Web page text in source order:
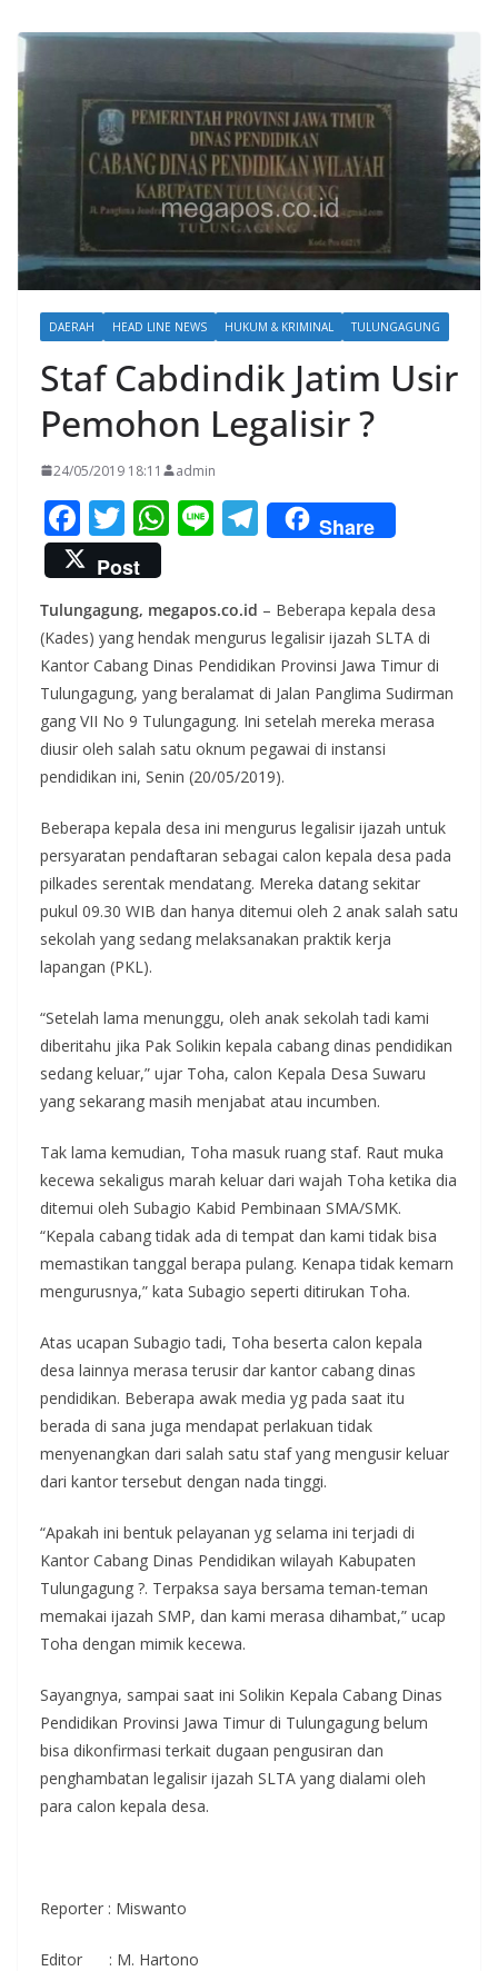
DAERAH HEAD LINE NEWS HUKUM & KRIMINAL TULUNGAGUNG
Staf Cabdindik Jatim Usir
Pemohon Legalisir ?
24/05/2019 18:11 admin
F
ac
e
b
o
o
k
T
w
itt
er
W
s
A
p
p
Li T
el
gr
a
m
Share
Post
Tulungagung, megapos.co.id – Beberapa kepala desa
(Kades) yang hendak mengurus legalisir ijazah SLTA di
Kantor Cabang Dinas Pendidikan Provinsi Jawa Timur di
Tulungagung, yang beralamat di Jalan Panglima Sudirman
gang VII No 9 Tulungagung. Ini setelah mereka merasa
diusir oleh salah satu oknum pegawai di instansi
pendidikan ini, Senin (20/05/2019).
Beberapa kepala desa ini mengurus legalisir ijazah untuk
persyaratan pendaftaran sebagai calon kepala desa pada
pilkades serentak mendatang. Mereka datang sekitar
pukul 09.30 WIB dan hanya ditemui oleh 2 anak salah satu
sekolah yang sedang melaksanakan praktik kerja
lapangan (PKL).
“Setelah lama menunggu, oleh anak sekolah tadi kami
diberitahu jika Pak Solikin kepala cabang dinas pendidikan
sedang keluar,” ujar Toha, calon Kepala Desa Suwaru
yang sekarang masih menjabat atau incumben.
Tak lama kemudian, Toha masuk ruang staf. Raut muka
kecewa sekaligus marah keluar dari wajah Toha ketika dia
ditemui oleh Subagio Kabid Pembinaan SMA/SMK.
“Kepala cabang tidak ada di tempat dan kami tidak bisa
memastikan tanggal berapa pulang. Kenapa tidak kemarn
mengurusnya,” kata Subagio seperti ditirukan Toha.
Atas ucapan Subagio tadi, Toha beserta calon kepala
desa lainnya merasa terusir dar kantor cabang dinas
pendidikan. Beberapa awak media yg pada saat itu
berada di sana juga mendapat perlakuan tidak
menyenangkan dari salah satu staf yang mengusir keluar
dari kantor tersebut dengan nada tinggi.
“Apakah ini bentuk pelayanan yg selama ini terjadi di
Kantor Cabang Dinas Pendidikan wilayah Kabupaten
Tulungagung ?. Terpaksa saya bersama teman-teman
memakai ijazah SMP, dan kami merasa dihambat,” ucap
Toha dengan mimik kecewa.
Sayangnya, sampai saat ini Solikin Kepala Cabang Dinas
Pendidikan Provinsi Jawa Timur di Tulungagung belum
bisa dikonfirmasi terkait dugaan pengusiran dan
penghambatan legalisir ijazah SLTA yang dialami oleh
para calon kepala desa.
Reporter : Miswanto
Editor : M. Hartono